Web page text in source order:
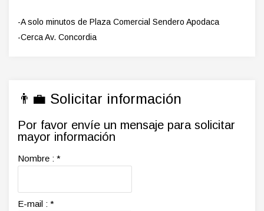
-A solo minutos de Plaza Comercial Sendero Apodaca
-Cerca Av. Concordia
👨‍💼 Solicitar información
Por favor envíe un mensaje para solicitar
mayor información
Nombre : *
E-mail : *